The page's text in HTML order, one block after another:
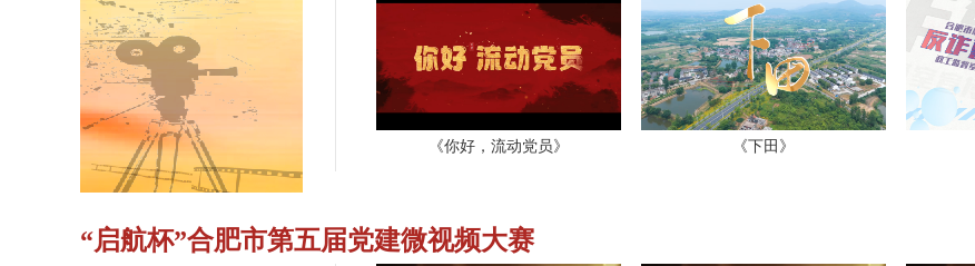
《你好，流动党员》 《下田》
“启航杯”合肥市第五届党建微视频大赛